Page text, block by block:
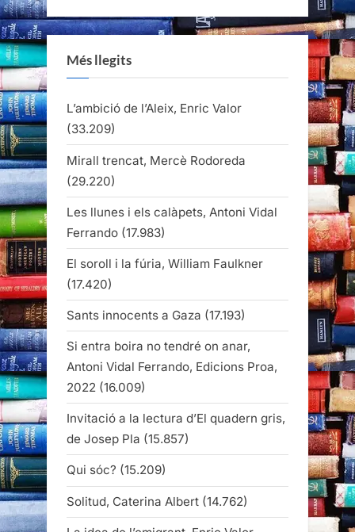
Més llegits
L’ambició de l’Aleix, Enric Valor
(33.209)
Mirall trencat, Mercè Rodoreda
(29.220)
Les llunes i els calàpets, Antoni Vidal
Ferrando (17.983)
El soroll i la fúria, William Faulkner
(17.420)
Sants innocents a Gaza (17.193)
Si entra boira no tendré on anar,
Antoni Vidal Ferrando, Edicions Proa,
2022 (16.009)
Invitació a la lectura d’El quadern gris,
de Josep Pla (15.857)
Qui sóc? (15.209)
Solitud, Caterina Albert (14.762)